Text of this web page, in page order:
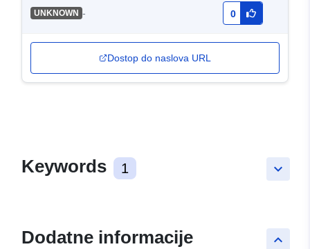
UNKNOWN - 0
Dostop do naslova URL
keyboard_arrow_down
Keywords 1
keyboard_arrow_up
Dodatne informacije